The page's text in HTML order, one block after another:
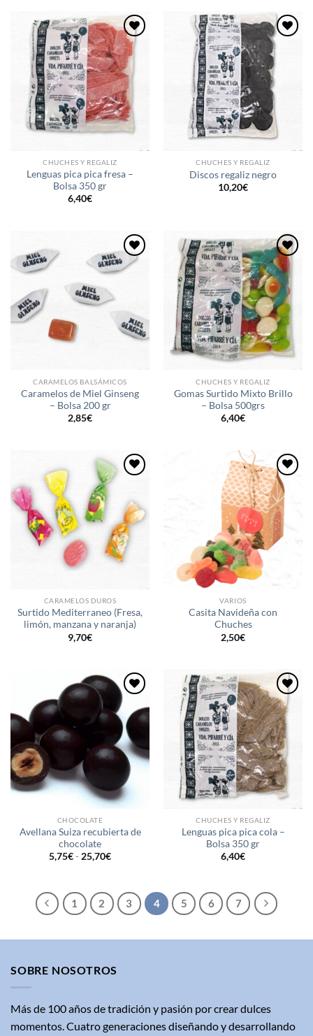
Añadir
a la
lista de
deseos
CHUCHES Y REGALIZ
Lenguas pica pica fresa –
Bolsa 350 gr
6,40€
Añadir
lista de
deseos
CHUCHES Y REGALIZ
Discos regaliz negro
10,20€
Añadir
CARAMELOS BALSÁMICOS
Caramelos de Miel Ginseng
– Bolsa 200 gr
2,85€
Añadir
a la
lista de
deseos
CHUCHES Y REGALIZ
Gomas Surtido Mixto Brillo
– Bolsa 500grs
6,40€
lista de
deseos
CARAMELOS DUROS
Surtido Mediterraneo (Fresa,
limón, manzana y naranja)
9,70€
Añadir
a la
lista de
deseos
VARIOS
Casita Navideña con
Chuches
2,50€
Añadir
a la
lista de
deseos
CHOCOLATE
Avellana Suiza recubierta de
chocolate
5,75€- 25,70€Rango
5,75€
hasta
25,70€
Añadir
a la
lista de
deseos
CHUCHES Y REGALIZ
Lenguas pica pica cola –
Bolsa 350 gr
6,40€
1 2 3 4 5 6 7
SOBRE NOSOTROS
Más de 100 años de tradición y pasión por crear dulces
momentos. Cuatro generaciones diseñando y desarrollando